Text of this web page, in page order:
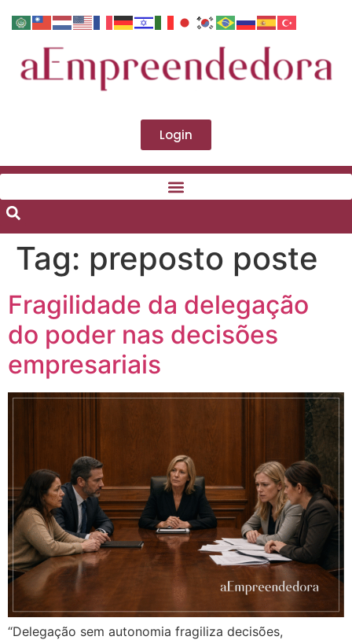
Login
Tag: preposto poste
Fragilidade da delegação
do poder nas decisões
empresariais
“Delegação sem autonomia fragiliza decisões,